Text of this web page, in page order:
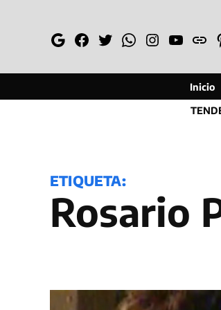
GoogleFacebook
TwitterWhatsapp
Instagram
YouTube
Web
Inicio
ETIQUETA:
Rosario